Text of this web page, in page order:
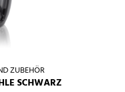
ZUBEHÖR
SCHWARZ